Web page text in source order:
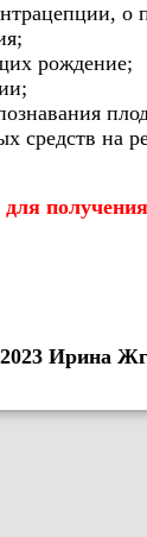
о
рождение;
средств на
Ирина